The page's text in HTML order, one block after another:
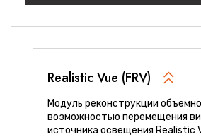
Realistic Vue (FRV)
Модуль реконструкции
возможностью перемещения
источника освещения Realistic